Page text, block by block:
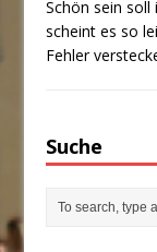
Schön sein
scheint es so
Fehler
Suche